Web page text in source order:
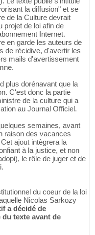
la diffusion" et se
de la Culture devrait
projet de loi afin de
Internet.
en garde les auteurs de
de récidive, d'avertir les
mails d'avertissement
plus dorénavant que la
C'est donc la partie
de la culture qui a
au Journal Officiel.
semaines, avant
raison des vacances
ajout intègrera la
à la justice, et non
le rôle de juger et de
du coeur de la loi
Nicolas Sarkozy
a décidé de
texte avant de